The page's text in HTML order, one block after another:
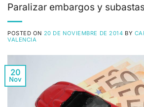
Paralizar embargos y subastas
POSTED ON 20 DE NOVIEMBRE DE 2014 BY
VALENCIA
20
Nov